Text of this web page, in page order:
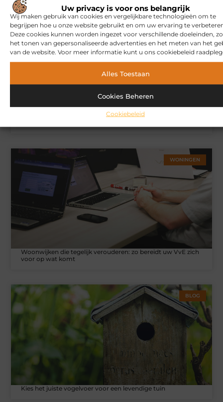
Uw privacy is voor ons belangrijk
Wij maken gebruik van cookies en vergelijkbare technologieën om te
begrijpen hoe u onze website gebruikt en om uw ervaring te
Deze cookies kunnen worden ingezet voor verschillende doeleinden,
het tonen van gepersonaliseerde advertenties en het meten van het
van de website. Voor meer informatie kunt u ons cookiebeleid
Alles Toestaan
Cookies Beheren
Cookiebeleid
MARKETING
Hoe u een webshop laat bouwen die klaar is voor
WONINGEN
Woonwijken die tegelijk verouderen: zo bereidt uw VvE zich
voor op wat komt
BLOG
Kies het juiste vogelvoer voor een levendige tuin